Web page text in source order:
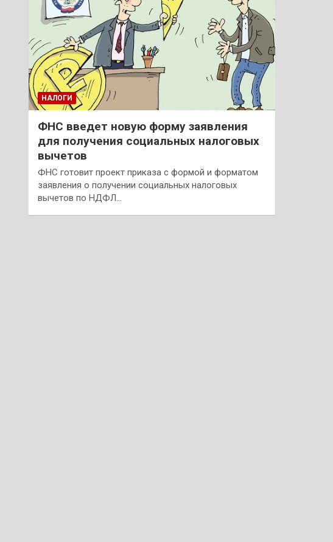
НАЛОГИ
ФНС введет новую форму заявления
для получения социальных налоговых
вычетов
ФНС готовит проект приказа с формой и форматом
заявления о получении социальных налоговых
вычетов по НДФЛ…